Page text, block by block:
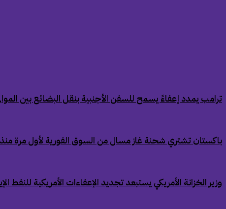
‏ترامب يمدد إعفاءً يسمح للسفن الأجنبية بنقل البضائع بين
‏باكستان تشتري شحنة غاز مسال من السوق الفورية لأول مرة
‏وزير الخزانة الأمريكي يستبعد تجديد الإعفاءات الأمريكية للنفط